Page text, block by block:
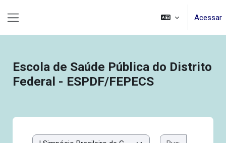
Acessar
Escola de Saúde Pública do Distrito
Federal - ESPDF/FEPECS